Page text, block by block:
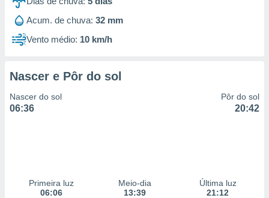
Acum. de chuva: 32 mm
Vento médio: 10 km/h
Nascer e Pôr do sol
Nascer do sol
06:36
Pôr do sol
20:42
Primeira luz
06:06
Meio-dia
13:39
Última luz
21:12